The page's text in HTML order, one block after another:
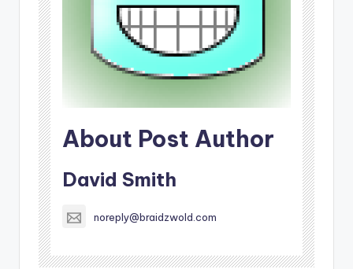
About Post Author
David Smith
noreply@braidzwold.com